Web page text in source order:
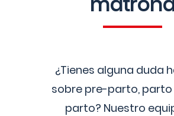
¿Tienes alguna duda
sobre pre-parto,
parto? Nuestro